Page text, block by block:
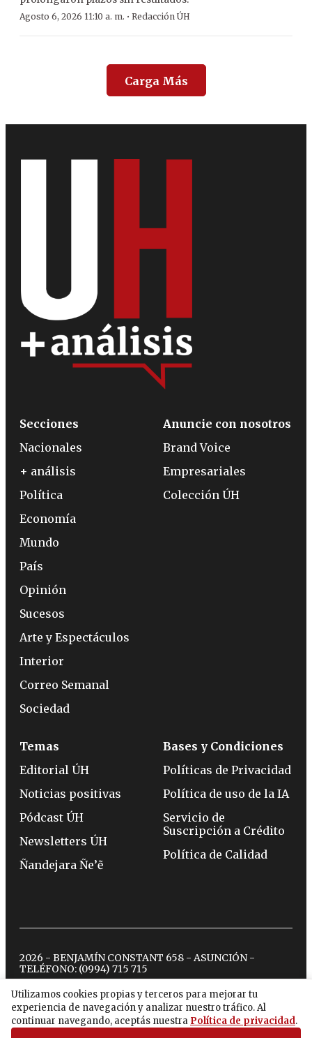
Agosto 6, 2026 11:10 a. m. · Redacción ÚH
Carga Más
Utilizamos cookies propias y terceros para mejorar tu
experiencia de navegación y analizar nuestro tráfico. Al
continuar navegando, aceptás nuestra Política de privacidad.
Secciones
Nacionales
+ análisis
Política
Economía
Mundo
País
Opinión
Sucesos
Arte y Espectáculos
Interior
Correo Semanal
Sociedad
Anuncie con nosotros
Brand Voice
Empresariales
Colección ÚH
Temas
Editorial ÚH
Noticias positivas
Pódcast ÚH
Newsletters ÚH
Ñandejara Ñe’ẽ
Bases y Condiciones
Políticas de Privacidad
Política de uso de la IA
Servicio de
Suscripción a Crédito
Política de Calidad
2026 - BENJAMÍN CONSTANT 658 - ASUNCIÓN -
TELÉFONO: (0994) 715 715
twitterinstagram
facebook
tiktokyoutubespotify